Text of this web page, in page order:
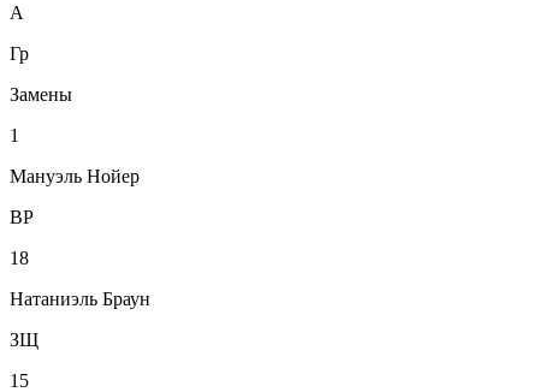
А
Гр
Замены
1
Мануэль Нойер
ВР
18
Натаниэль Браун
ЗЩ
15